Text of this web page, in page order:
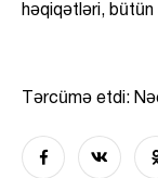
həqiqətləri,
Tərcümə etdi: